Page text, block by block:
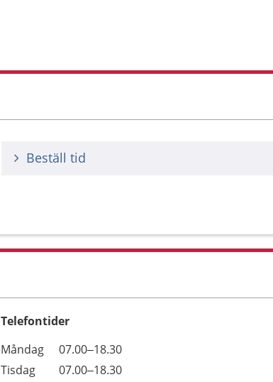
Beställ tid
Telefontider
Dag
Öppettider
Kommentarer
Måndag
07.00–18.30
Tisdag
07.00–18.30